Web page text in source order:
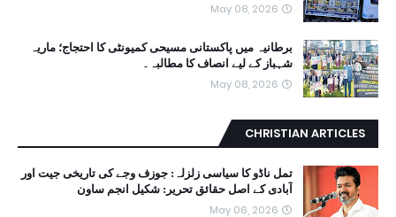
May 08, 2026
برطانیہ میں پاکستانی مسیحی کمیونٹی کا احتجاج؛ ماریہ
شہباز کے لیے انصاف کا مطالبہ۔
May 08, 2026
CHRISTIAN ARTICLES
تمل ناڈو کا سیاسی زلزلہ: جوزف وجے کی تاریخی جیت اور
آبادی کے اصل حقائق تحریر: شکیل انجم ساون
May 06, 2026